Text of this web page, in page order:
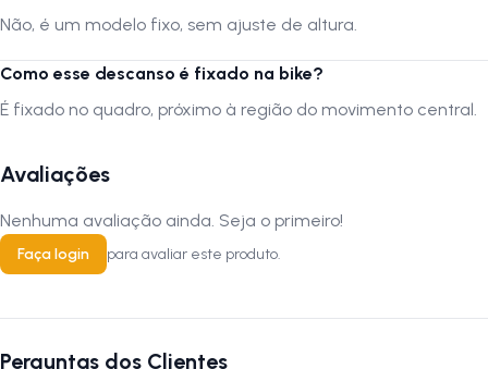
Não, é um modelo fixo, sem ajuste de altura.
Como esse descanso é fixado na bike?
É fixado no quadro, próximo à região do movimento central.
Avaliações
Nenhuma avaliação ainda. Seja o primeiro!
Faça login para avaliar este produto.
Perguntas dos Clientes